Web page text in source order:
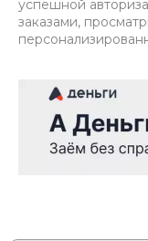
успешной
заказами,